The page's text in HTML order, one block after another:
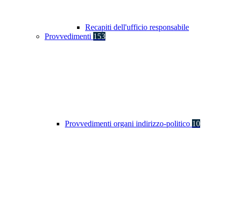
Recapiti dell'ufficio responsabile
Provvedimenti 153
Provvedimenti organi indirizzo-politico 10